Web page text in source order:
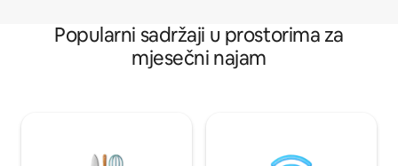
Popularni sadržaji u prostorima za
mjesečni najam